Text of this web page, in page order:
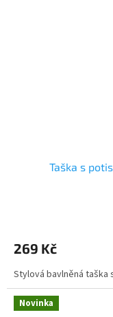
Taška s
269 Kč
Stylová bavlněná taška
Novinka